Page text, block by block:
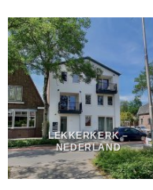
LEKKERKERK –
NEDERLAND